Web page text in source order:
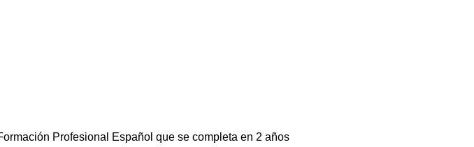
Profesional Español que se completa en 2 años